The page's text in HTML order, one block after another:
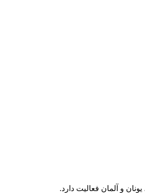
و آلمان فعالیت دارد.‏